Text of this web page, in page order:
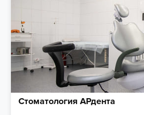
Стоматология АРдента